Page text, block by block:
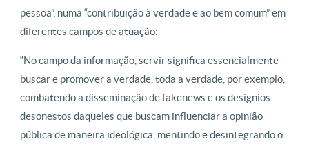
pessoa”, numa “contribuição à verdade e ao bem comum” em
diferentes campos de atuação:
“No campo da informação, servir significa essencialmente
buscar e promover a verdade, toda a verdade, por exemplo,
combatendo a disseminação de fakenews e os desígnios
desonestos daqueles que buscam influenciar a opinião
pública de maneira ideológica, mentindo e desintegrando o